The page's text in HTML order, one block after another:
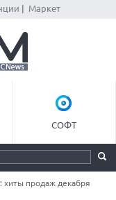
Маркет
СОФТ
продаж декабря